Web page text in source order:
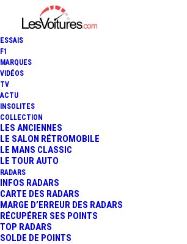
ESSAIS
F1
MARQUES
VIDÉOS
TV
ACTU
INSOLITES
COLLECTION
LES ANCIENNES
LE SALON RÉTROMOBILE
LE MANS CLASSIC
LE TOUR AUTO
RADARS
INFOS RADARS
CARTE DES RADARS
MARGE D’ERREUR DES RADARS
RÉCUPÉRER SES POINTS
TOP RADARS
SOLDE DE POINTS
CINÉMA :
MET LE TURBO !